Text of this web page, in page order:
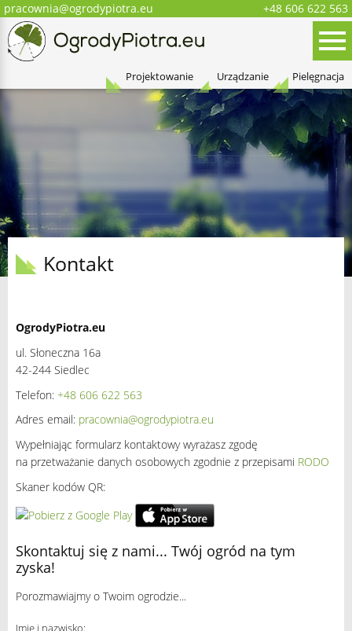
pracownia@ogrodypiotra.eu +48 606 622 563
Menu
Oferta
Projektowanie Urządzanie Pielęgnacja
Kontakt
OgrodyPiotra.eu
ul. Słoneczna 16a
42-244 Siedlec
Telefon: +48 606 622 563
Adres email: pracownia@ogrodypiotra.eu
Wypełniając formularz kontaktowy wyrażasz zgodę
na przetważanie danych osobowych zgodnie z przepisami RODO
Skaner kodów QR:
Skontaktuj się z nami... Twój ogród na tym
zyska!
Porozmawiajmy o Twoim ogrodzie...
Imię i nazwisko: